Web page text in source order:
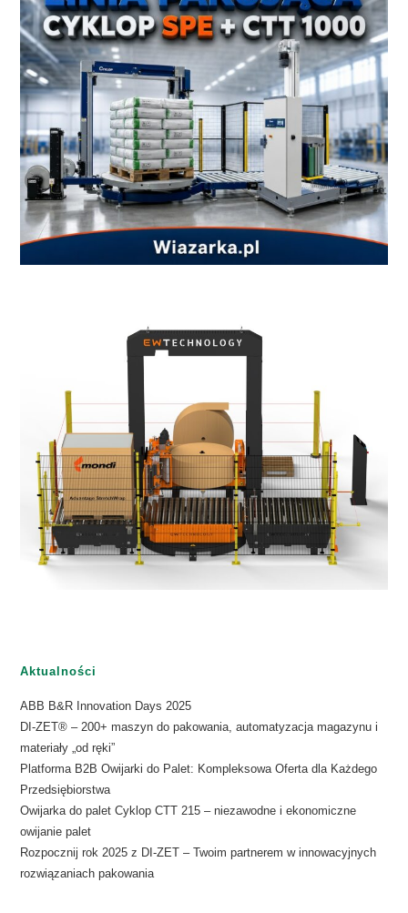
Aktualności
ABB B&R Innovation Days 2025
DI-ZET® – 200+ maszyn do pakowania, automatyzacja magazynu i
materiały „od ręki”
Platforma B2B Owijarki do Palet: Kompleksowa Oferta dla Każdego
Przedsiębiorstwa
Owijarka do palet Cyklop CTT 215 – niezawodne i ekonomiczne
owijanie palet
Rozpocznij rok 2025 z DI-ZET – Twoim partnerem w innowacyjnych
rozwiązaniach pakowania